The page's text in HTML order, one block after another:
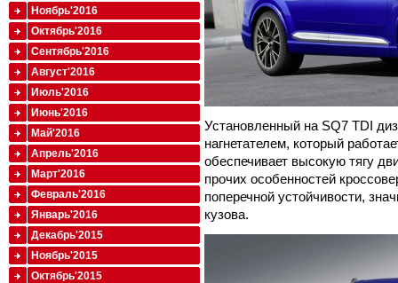
Установленный на SQ7 TDI
нагнетателем, который
обеспечивает высокую тягу
прочих особенностей
поперечной устойчивости,
кузова.
Ноябрь'2016
Октябрь'2016
Сентябрь'2016
Август'2016
Июль'2016
Июнь'2016
Май'2016
Апрель'2016
Март'2016
Февраль'2016
Январь'2016
Декабрь'2015
Ноябрь'2015
Октябрь'2015